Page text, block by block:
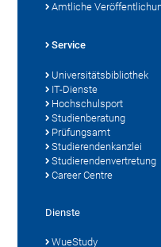
Amtliche
Service
Universitätsbibliothek
IT-Dienste
Hochschulsport
Studienberatung
Prüfungsamt
Studierendenkanzlei
Studierendenvertretung
Career Centre
Dienste
WueStudy